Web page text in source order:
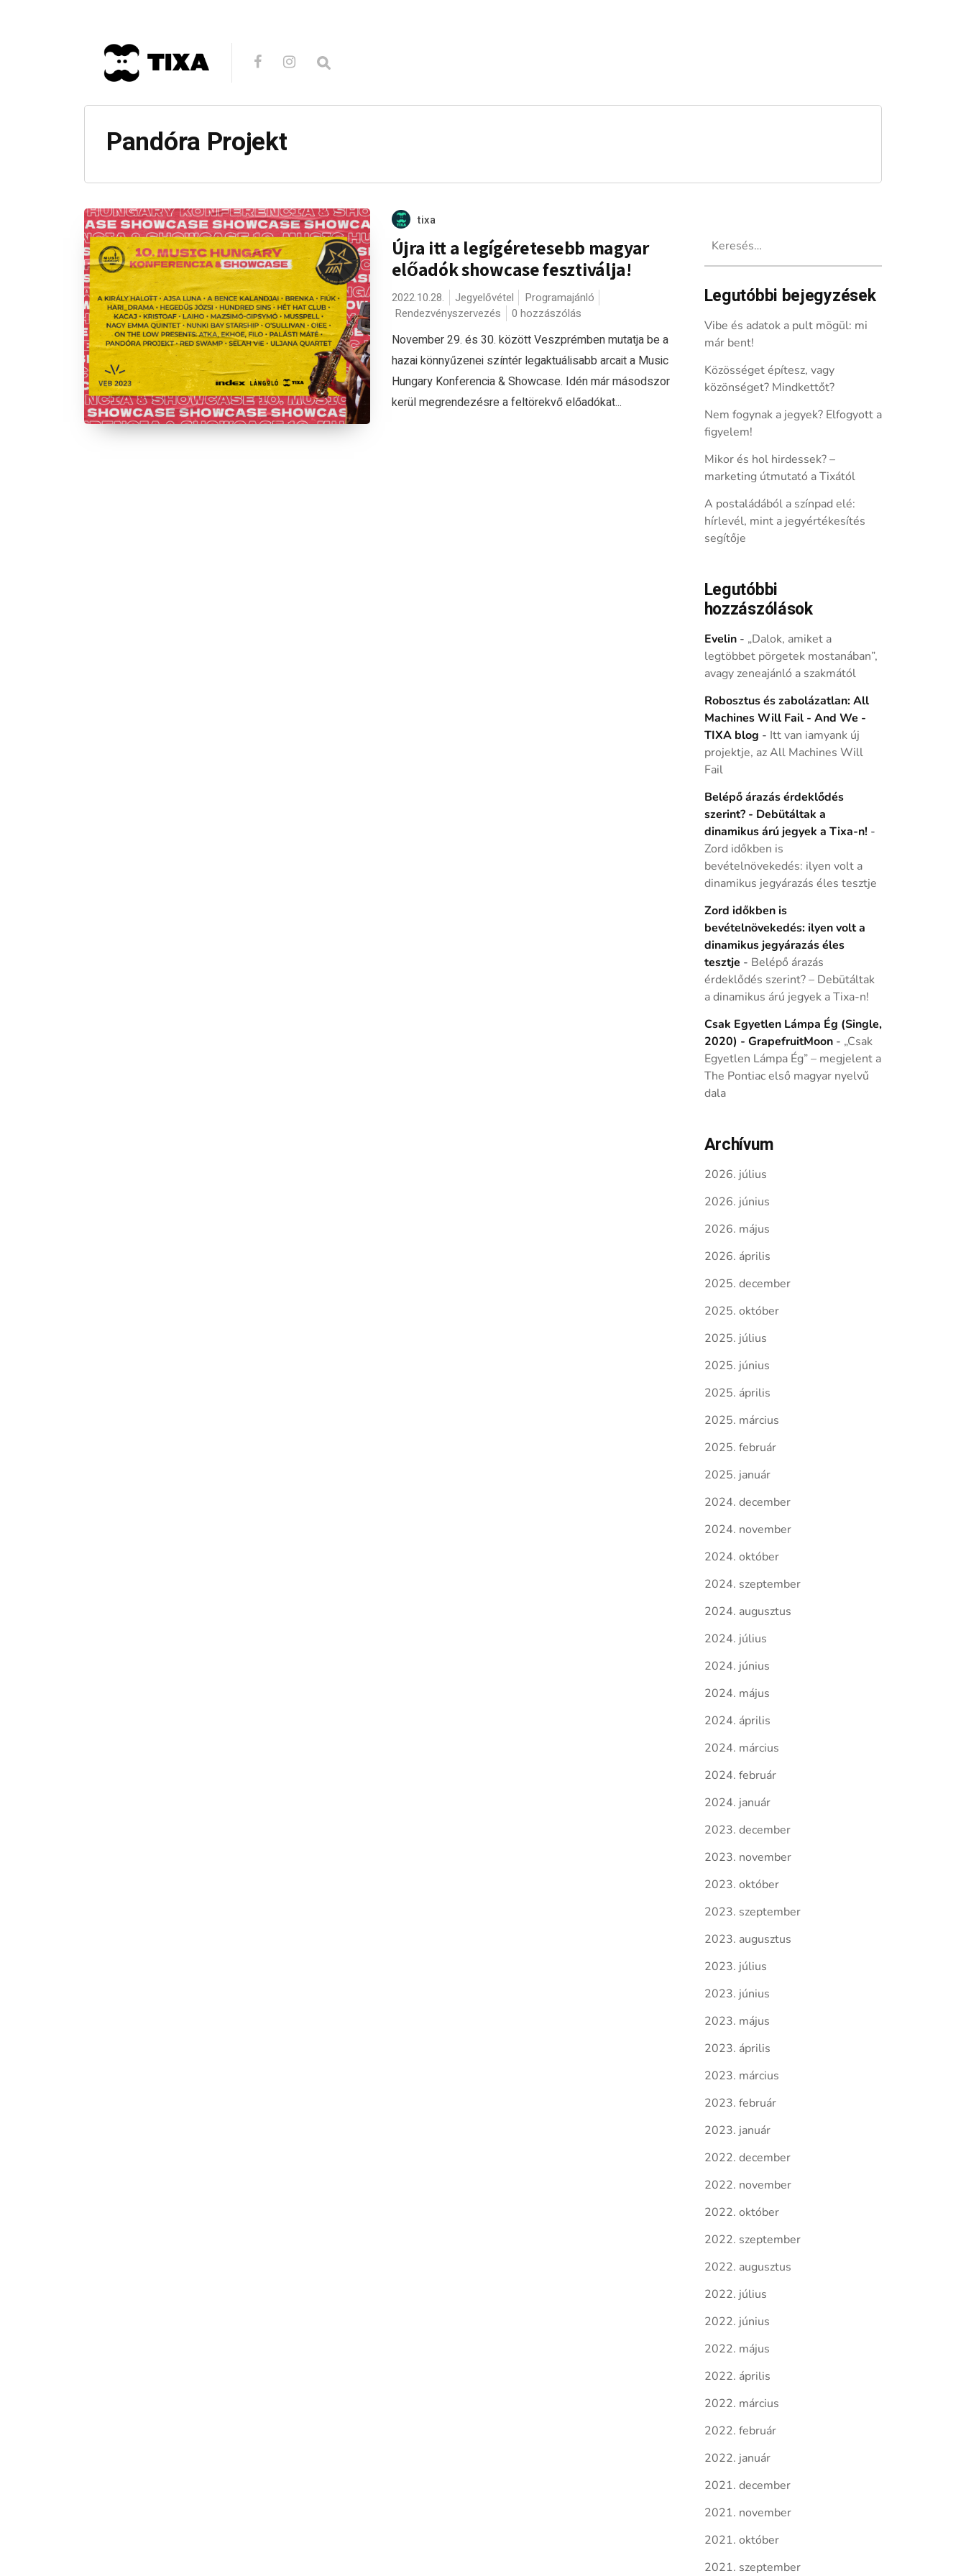
Pandóra Projekt
tixa
Újra itt a legígéretesebb magyar
előadók showcase fesztiválja!
2022.10.28. Jegyelővétel
Programajánló
Rendezvényszervezés
0 hozzászólás
November 29. és 30. között Veszprémben mutatja be a
hazai könnyűzenei színtér legaktuálisabb arcait a Music
Hungary Konferencia & Showcase. Idén már másodszor
kerül megrendezésre a feltörekvő előadókat...
Legutóbbi bejegyzések
Vibe és adatok a pult mögül: mi
már bent!
Közösséget építesz, vagy
közönséget? Mindkettőt?
Nem fogynak a jegyek? Elfogyott a
figyelem!
Mikor és hol hirdessek? –
marketing útmutató a Tixától
A postaládából a színpad elé:
hírlevél, mint a jegyértékesítés
segítője
Legutóbbi
hozzászólások
Evelin- „Dalok, amiket a
legtöbbet pörgetek mostanában”,
avagy zeneajánló a szakmától
Robosztus és zabolázatlan: All
Machines Will Fail - And We -
TIXA blog - Itt van iamyank új
projektje, az All Machines Will
Fail
Belépő árazás érdeklődés
szerint? - Debütáltak a
dinamikus árú jegyek a Tixa-n! -
Zord időkben is
bevételnövekedés: ilyen volt a
dinamikus jegyárazás éles tesztje
Zord időkben is
bevételnövekedés: ilyen volt a
dinamikus jegyárazás éles
tesztje - Belépő árazás
érdeklődés szerint? – Debütáltak
a dinamikus árú jegyek a Tixa-n!
Csak Egyetlen Lámpa Ég (Single,
2020) - GrapefruitMoon- „Csak
Egyetlen Lámpa Ég” – megjelent a
The Pontiac első magyar nyelvű
dala
Archívum
2026. július
2026. június
2026. május
2026. április
2025. december
2025. október
2025. július
2025. június
2025. április
2025. március
2025. február
2025. január
2024. december
2024. november
2024. október
2024. szeptember
2024. augusztus
2024. július
2024. június
2024. május
2024. április
2024. március
2024. február
2024. január
2023. december
2023. november
2023. október
2023. szeptember
2023. augusztus
2023. július
2023. június
2023. május
2023. április
2023. március
2023. február
2023. január
2022. december
2022. november
2022. október
2022. szeptember
2022. augusztus
2022. július
2022. június
2022. május
2022. április
2022. március
2022. február
2022. január
2021. december
2021. november
2021. október
2021. szeptember